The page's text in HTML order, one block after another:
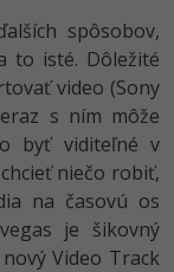
spôsobov,
to isté. Dôležité
video (Sony
s ním môže
byť viditeľné v
niečo robiť,
na časovú os
je šikovný
Video Track